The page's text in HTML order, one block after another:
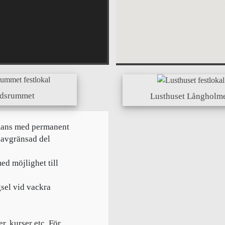
med permanent
del
möjlighet till
vid vackra
Lusthuset